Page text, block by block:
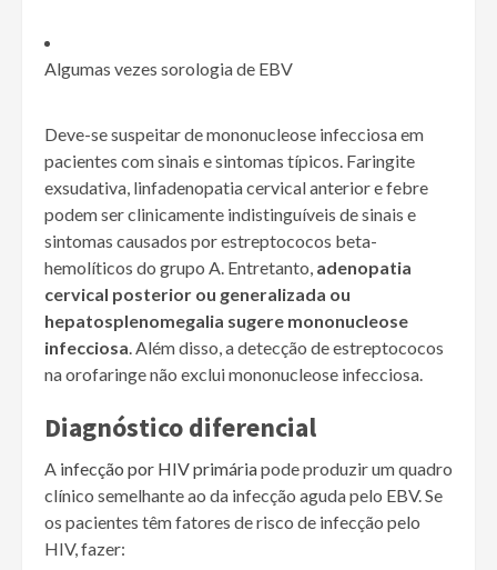
Algumas vezes sorologia de EBV
Deve-se suspeitar de mononucleose infecciosa em
pacientes com sinais e sintomas típicos. Faringite
exsudativa, linfadenopatia cervical anterior e febre
podem ser clinicamente indistinguíveis de sinais e
sintomas causados por estreptococos beta-
hemolíticos do grupo A. Entretanto, adenopatia
cervical posterior ou generalizada ou
hepatosplenomegalia sugere mononucleose
infecciosa. Além disso, a detecção de estreptococos
na orofaringe não exclui mononucleose infecciosa.
Diagnóstico diferencial
A infecção por HIV primáriapode produzir um quadro
clínico semelhante ao da infecção aguda pelo EBV. Se
os pacientes têm fatores de risco de infecção pelo
HIV, fazer: